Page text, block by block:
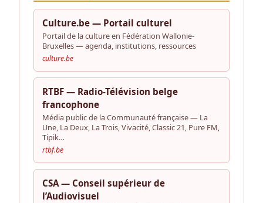
Culture.be — Portail culturel
Portail de la culture en Fédération Wallonie-
Bruxelles — agenda, institutions, ressources
culture.be
RTBF — Radio-Télévision belge
francophone
Média public de la Communauté française — La
Une, La Deux, La Trois, Vivacité, Classic 21, Pure FM,
Tipik…
rtbf.be
CSA — Conseil supérieur de
l’Audiovisuel